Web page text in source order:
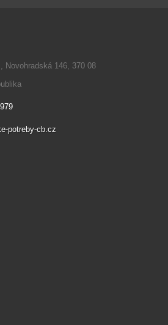
Novohradská 146, 370 08
potreby-cb.cz